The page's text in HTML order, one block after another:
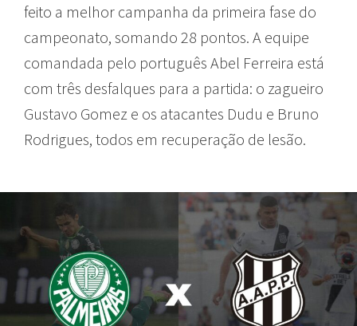
feito a melhor campanha da primeira fase do
campeonato, somando 28 pontos. A equipe
comandada pelo português Abel Ferreira está
com três desfalques para a partida: o zagueiro
Gustavo Gomez e os atacantes Dudu e Bruno
Rodrigues, todos em recuperação de lesão.